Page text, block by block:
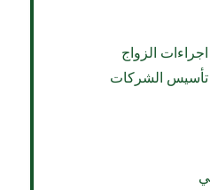
الزواج
تأسيس الشركات